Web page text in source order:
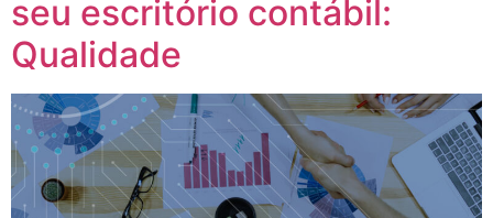
seu escritório contábil:
Qualidade